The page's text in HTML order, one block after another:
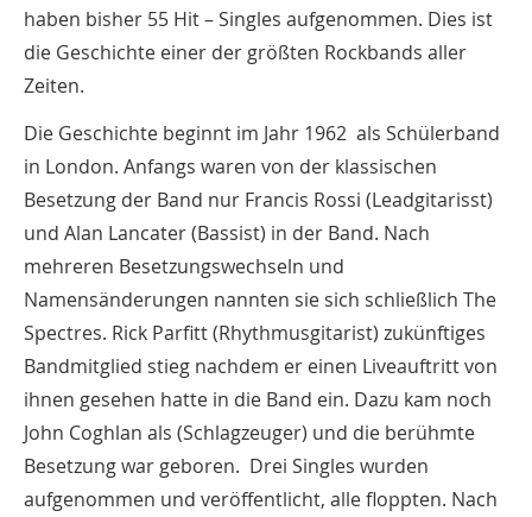
haben bisher 55 Hit – Singles aufgenommen. Dies ist
die Geschichte einer der größten Rockbands aller
Zeiten.
Die Geschichte beginnt im Jahr 1962 als Schülerband
in London. Anfangs waren von der klassischen
Besetzung der Band nur Francis Rossi (Leadgitarisst)
und Alan Lancater (Bassist) in der Band. Nach
mehreren Besetzungswechseln und
Namensänderungen nannten sie sich schließlich The
Spectres. Rick Parfitt (Rhythmusgitarist) zukünftiges
Bandmitglied stieg nachdem er einen Liveauftritt von
ihnen gesehen hatte in die Band ein. Dazu kam noch
John Coghlan als (Schlagzeuger) und die berühmte
Besetzung war geboren. Drei Singles wurden
aufgenommen und veröffentlicht, alle floppten. Nach